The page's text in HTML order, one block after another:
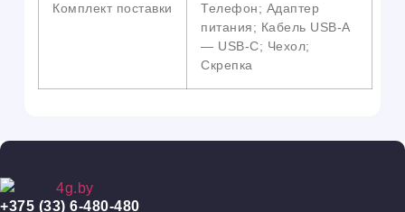
Комплект поставки
Телефон; Адаптер
питания; Кабель USB-A
— USB-C; Чехол;
Скрепка
+375 (33) 6-480-480